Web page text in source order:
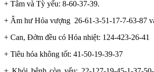
+ Tâm và Tỳ yếu: 8-60-37-39.
+ Âm hư Hỏa vượng 26-61-3-51-17-7-63-87
+ Can, Đởm đều có Hỏa nhiệt: 124-423-26-41
+ Tiêu hóa không tốt: 41-50-19-39-37